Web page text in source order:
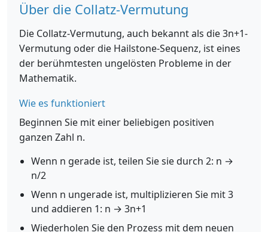
Über die Collatz-Vermutung
Die Collatz-Vermutung, auch bekannt als die 3n+1-
Vermutung oder die Hailstone-Sequenz, ist eines
der berühmtesten ungelösten Probleme in der
Mathematik.
Wie es funktioniert
Beginnen Sie mit einer beliebigen positiven
ganzen Zahl n.
Wenn n gerade ist, teilen Sie sie durch 2: n →
n/2
Wenn n ungerade ist, multiplizieren Sie mit 3
und addieren 1: n → 3n+1
Wiederholen Sie den Prozess mit dem neuen